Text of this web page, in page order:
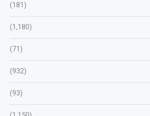
(181)
(1,180)
(71)
(932)
(93)